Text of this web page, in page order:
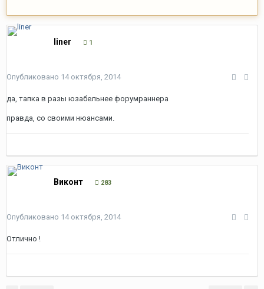
liner 1
Опубликовано 14 октября, 2014
да, тапка в разы юзабельнее форумраннера
правда, со своими нюансами.
Виконт 283
Опубликовано 14 октября, 2014
Отлично !